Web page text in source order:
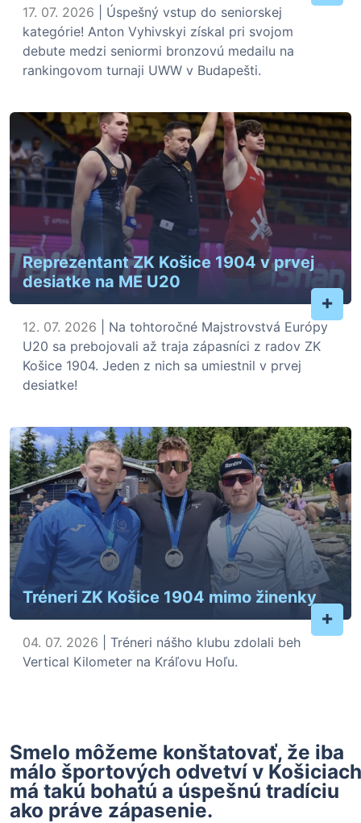
17. 07. 2026 | Úspešný vstup do seniorskej
kategórie! Anton Vyhivskyi získal pri svojom
debute medzi seniormi bronzovú medailu na
rankingovom turnaji UWW v Budapešti.
Reprezentant ZK Košice 1904 v prvej
desiatke na ME U20
+
12. 07. 2026 | Na tohtoročné Majstrovstvá Európy
U20 sa prebojovali až traja zápasníci z radov ZK
Košice 1904. Jeden z nich sa umiestnil v prvej
desiatke!
Tréneri ZK Košice 1904 mimo žinenky
+
04. 07. 2026 | Tréneri nášho klubu zdolali beh
Vertical Kilometer na Kráľovu Hoľu.
Smelo môžeme konštatovať, že iba
málo športových odvetví v Košiciach
má takú bohatú a úspešnú tradíciu
ako práve zápasenie.